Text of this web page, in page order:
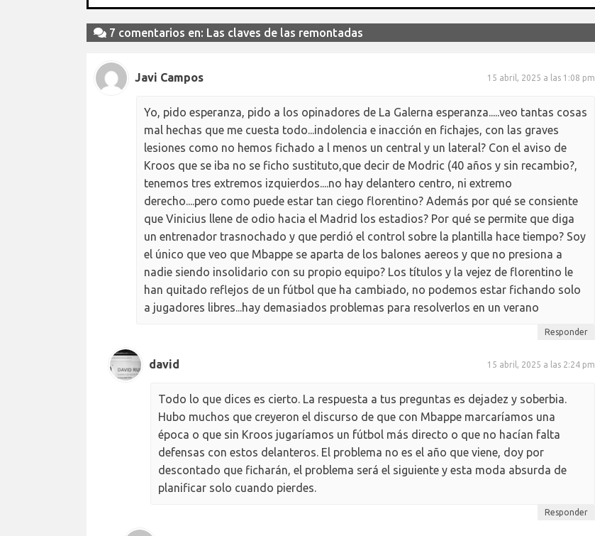
7 comentarios en: Las claves de las remontadas
Javi Campos 15 abril, 2025 a las 1:08 pm
Yo, pido esperanza, pido a los opinadores de La Galerna esperanza.....veo tantas cosas
mal hechas que me cuesta todo...indolencia e inacción en fichajes, con las graves
lesiones como no hemos fichado a l menos un central y un lateral? Con el aviso de
Kroos que se iba no se ficho sustituto,que decir de Modric (40 años y sin recambio?,
tenemos tres extremos izquierdos....no hay delantero centro, ni extremo
derecho....pero como puede estar tan ciego florentino? Además por qué se consiente
que Vinicius llene de odio hacia el Madrid los estadios? Por qué se permite que diga
un entrenador trasnochado y que perdió el control sobre la plantilla hace tiempo? Soy
el único que veo que Mbappe se aparta de los balones aereos y que no presiona a
nadie siendo insolidario con su propio equipo? Los títulos y la vejez de florentino le
han quitado reflejos de un fútbol que ha cambiado, no podemos estar fichando solo
a jugadores libres...hay demasiados problemas para resolverlos en un verano
Responder
david 15 abril, 2025 a las 2:24 pm
Todo lo que dices es cierto. La respuesta a tus preguntas es dejadez y soberbia.
Hubo muchos que creyeron el discurso de que con Mbappe marcaríamos una
época o que sin Kroos jugaríamos un fútbol más directo o que no hacían falta
defensas con estos delanteros. El problema no es el año que viene, doy por
descontado que ficharán, el problema será el siguiente y esta moda absurda de
planificar solo cuando pierdes.
Responder